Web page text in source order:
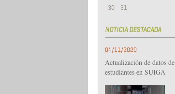
30
31
NOTICIA DESTACADA
04/11/2020
Actualización de datos de
estudiantes en SUIGA